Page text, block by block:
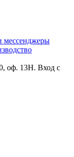
оф. 13Н. Вход с